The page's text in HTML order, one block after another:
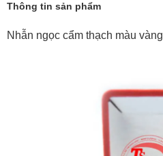
Thông tin sản phẩm
Nhẫn ngọc cẩm thạch màu vàng